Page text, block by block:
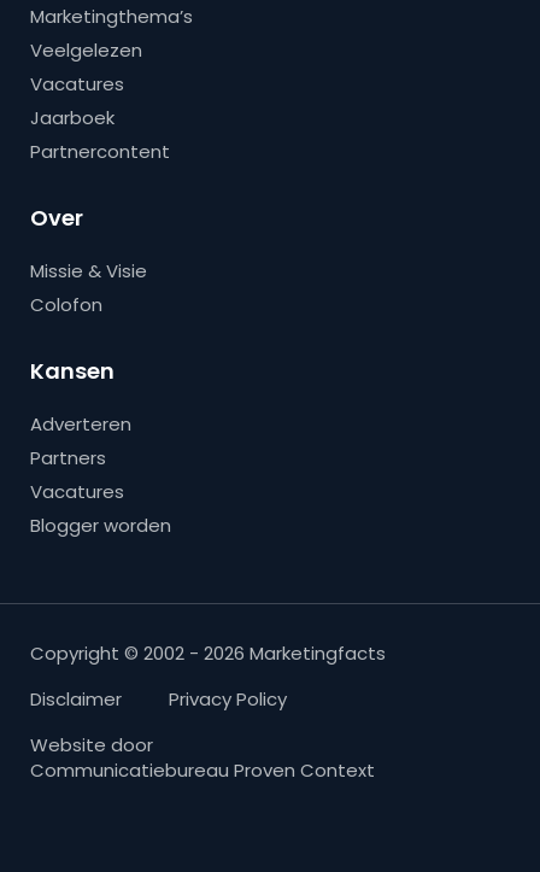
Marketingthema’s
Veelgelezen
Vacatures
Jaarboek
Partnercontent
Over
Missie & Visie
Colofon
Kansen
Adverteren
Partners
Vacatures
Blogger worden
Copyright © 2002 - 2026 Marketingfacts
Disclaimer
Privacy Policy
Website door
Communicatiebureau Proven Context